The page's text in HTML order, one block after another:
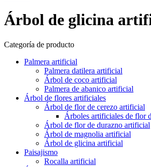
Árbol de glicina
Categoría de producto
Palmera artificial
Palmera datilera artificial
Árbol de coco artificial
Palmera de abanico artificial
Árbol de flores artificiales
Árbol de flor de cerezo artificial
Árboles artificiales de flor
Árbol de flor de durazno artificial
Árbol de magnolia artificial
Árbol de glicina artificial
Paisajismo
Rocalla artificial